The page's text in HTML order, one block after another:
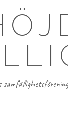
samfällighetsförening